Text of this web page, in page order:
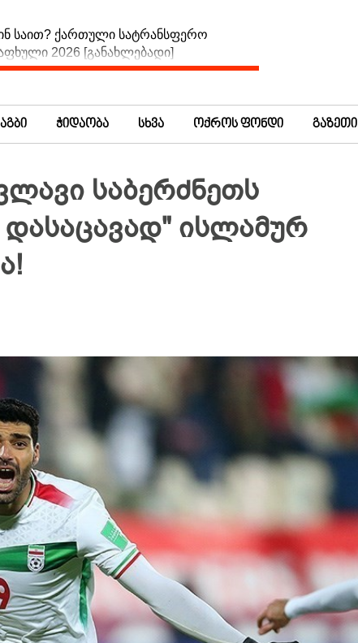
საით? ქართული სატრანსფერო
2026 [განახლებადი]
ჭიდაობა სხვა ოქროს ფონდი გაზეთი
საბერძნეთს
ისლამურ